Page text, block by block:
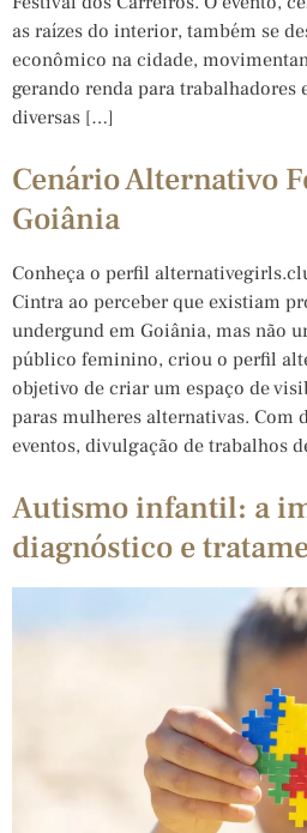
as raízes do interior, também se
econômico na cidade,
gerando renda para trabalhadores
diversas […]
Cenário Alternativo
Goiânia
Conheça o perfil
Cintra ao perceber que existiam
undergund em Goiânia, mas não
público feminino, criou o perfil
objetivo de criar um espaço de
paras mulheres alternativas. Com
eventos, divulgação de trabalhos
Autismo infantil: a
diagnóstico e